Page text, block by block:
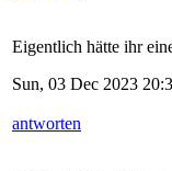
Eigentlich hätte ihr
Sun, 03 Dec 2023
antworten